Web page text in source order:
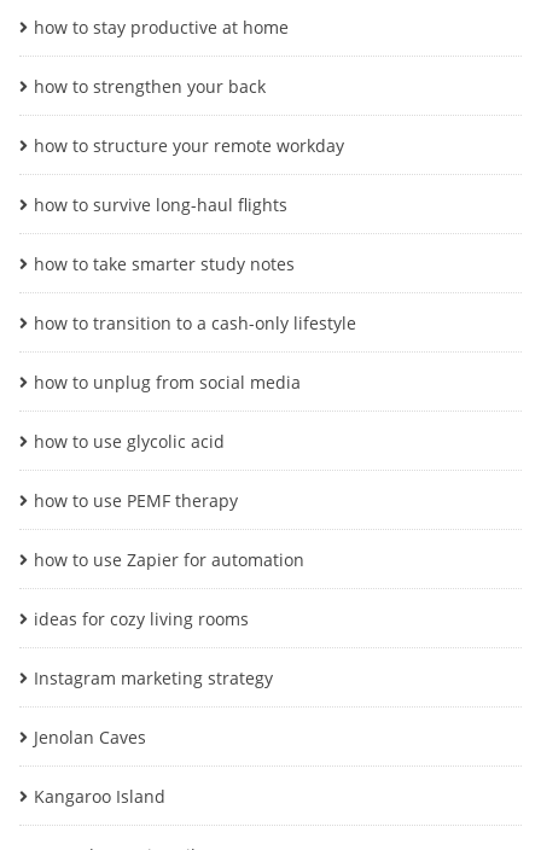
how to stay productive at home
how to strengthen your back
how to structure your remote workday
how to survive long-haul flights
how to take smarter study notes
how to transition to a cash-only lifestyle
how to unplug from social media
how to use glycolic acid
how to use PEMF therapy
how to use Zapier for automation
ideas for cozy living rooms
Instagram marketing strategy
Jenolan Caves
Kangaroo Island